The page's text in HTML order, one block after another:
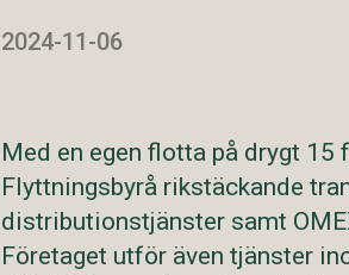
2024-11-06
Med en egen flotta på drygt 15
Flyttningsbyrå rikstäckande
distributionstjänster samt
Företaget utför även tjänster